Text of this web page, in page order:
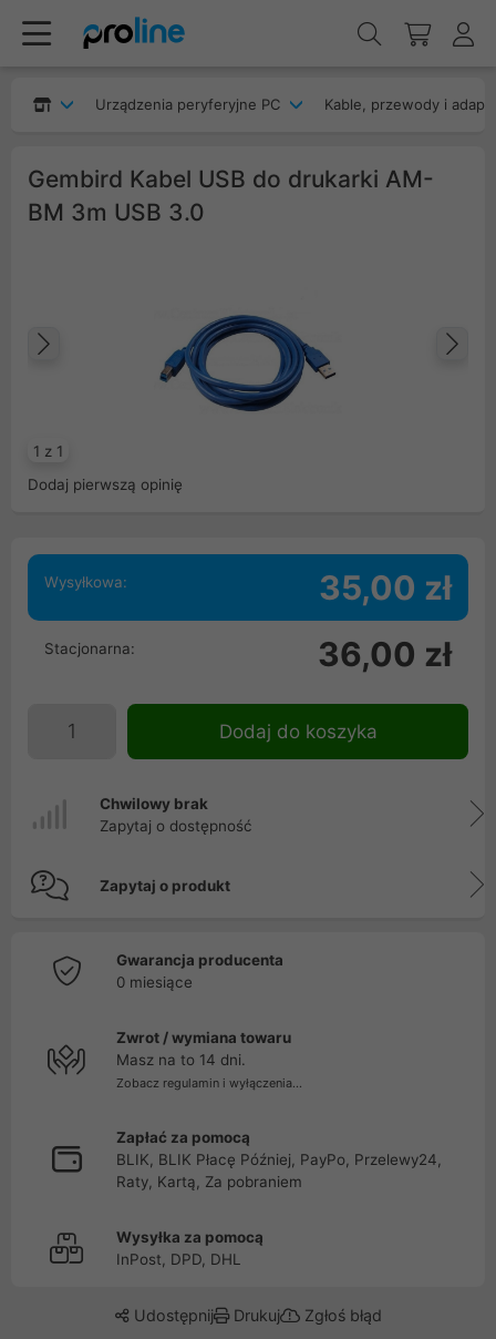
Urządzenia peryferyjne PC Kable, przewody i
Gembird Kabel USB do drukarki AM-
BM 3m USB 3.0
1 z 1
Poprzedni
Dodaj pierwszą opinię
Wysyłkowa: 35,00 zł
Stacjonarna: 36,00 zł
Dodaj do koszyka
Chwilowy brak
Zapytaj o dostępność
Zapytaj o produkt
Gwarancja producenta
0 miesiące
Zwrot / wymiana towaru
Masz na to 14 dni.
Zobacz regulamin i wyłączenia...
Zapłać za pomocą
BLIK, BLIK Płacę Później, PayPo, Przelewy24,
Raty, Kartą, Za pobraniem
Wysyłka za pomocą
InPost, DPD, DHL
Udostępnij Drukuj Zgłoś błąd